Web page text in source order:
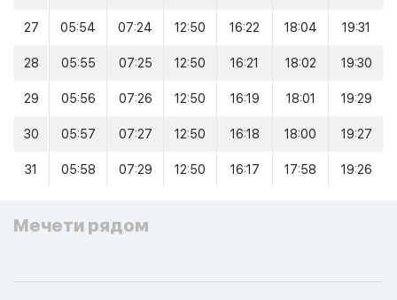
27 05:54 07:24 12:50 16:22 18:04 19:31
28 05:55 07:25 12:50 16:21 18:02 19:30
29 05:56 07:26 12:50 16:19 18:01 19:29
30 05:57 07:27 12:50 16:18 18:00 19:27
31 05:58 07:29 12:50 16:17 17:58 19:26
Мечети рядом